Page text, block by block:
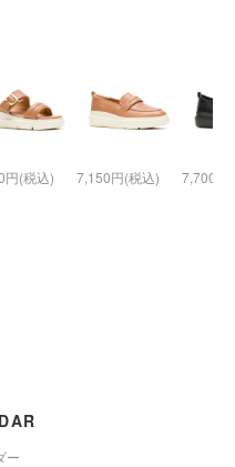
円(税込) 7,150円(税込) 7,700円
ー